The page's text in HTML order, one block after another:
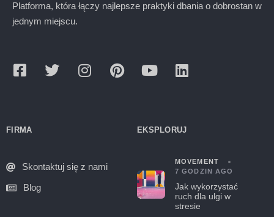
Platforma, która łączy najlepsze praktyki dbania o dobrostan w
jednym miejscu.
FIRMA
Skontaktuj się z nami
Blog
EKSPLORUJ
MOVEMENT
7 GODZIN AGO
Jak wykorzystać
ruch dla ulgi w
stresie